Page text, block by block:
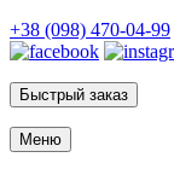
+38 (098) 470-04-99
Быстрый заказ
Меню